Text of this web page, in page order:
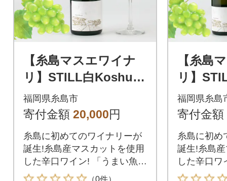
【糸島マスエワイナ
リ】STILL白Koshu M
uscut 1本 糸島市[AEP
001]
福岡県糸島市
寄付金額 20,000円
糸島に初めてのワイナリーが
誕生!糸島産マスカットを使用
した辛口ワイン! 「うまい魚を
これからもずっと」2011年の
（0件）
【糸島
リ】
uscut 2
002]
福岡県糸島
寄付金額
糸島に初め
誕生!糸島
した辛口ワ
これからも